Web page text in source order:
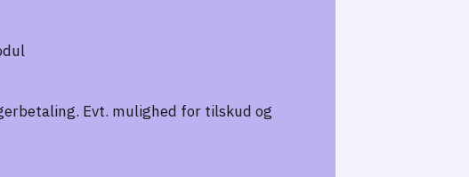
Evt. mulighed for tilskud og